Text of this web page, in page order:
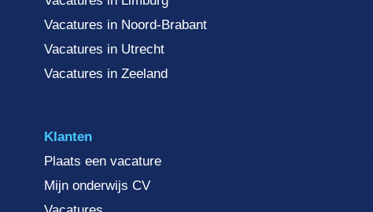
Vacatures in Noord-Brabant
Vacatures in Utrecht
Vacatures in Zeeland
Klanten
Plaats een vacature
Mijn onderwijs CV